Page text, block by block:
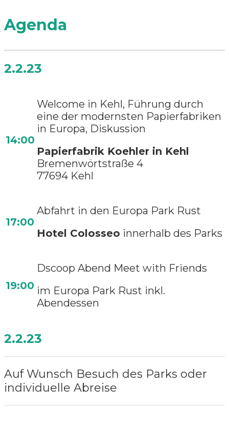
Agenda
2.2.23
14:00
Welcome in Kehl, Führung durch
eine der modernsten Papierfabriken
in Europa, Diskussion
Papierfabrik Koehler in Kehl
Bremenwörtstraße 4
77694 Kehl
17:00
Abfahrt in den Europa Park Rust
Hotel Colosseo innerhalb des Parks
19:00
Dscoop Abend Meet with Friends
im Europa Park Rust inkl.
Abendessen
2.2.23
Auf Wunsch Besuch des Parks oder
individuelle Abreise